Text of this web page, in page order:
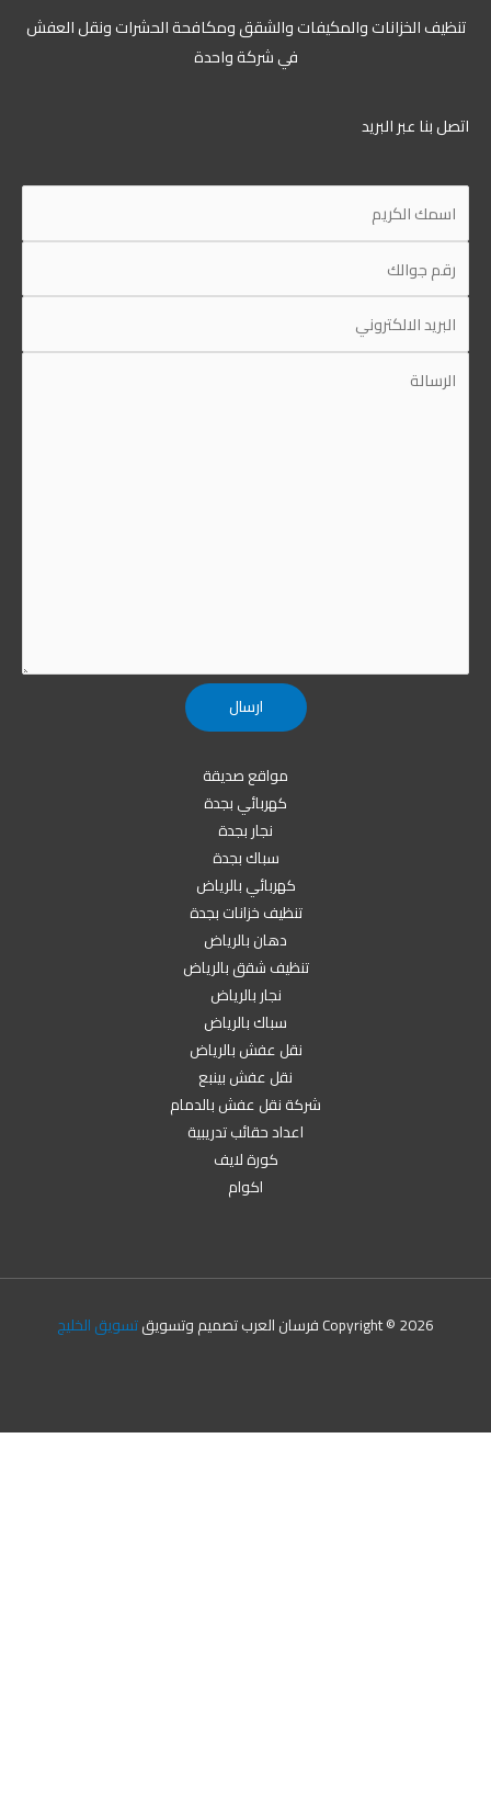
الخزانات والمكيفات والشقق ومكافحة الحشرات ونقل العفش
في شركة واحدة
بنا عبر البريد
مواقع صديقة
كهربائي بجدة
نجار بجدة
سباك بجدة
كهربائي بالرياض
تنظيف خزانات بجدة
دهان بالرياض
تنظيف شقق بالرياض
نجار بالرياض
سباك بالرياض
نقل عفش بالرياض
نقل عفش بينبع
شركة نقل عفش بالدمام
اعداد حقائب تدريبية
كورة لايف
Copyright © 2026 فرسان العرب تصميم وتسويق تسويق الخليج